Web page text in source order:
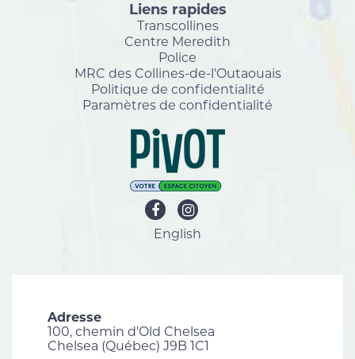
Liens rapides
Transcollines
Centre Meredith
Police
MRC des Collines-de-l'Outaouais
Politique de confidentialité
Paramètres de confidentialité
English
Adresse
100, chemin d'Old Chelsea
Chelsea (Québec) J9B 1C1